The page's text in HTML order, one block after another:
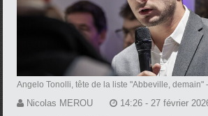
Angelo Tonolli, tête de la liste "Abbeville, demain"
Nicolas MEROU 14:26 - 27 février